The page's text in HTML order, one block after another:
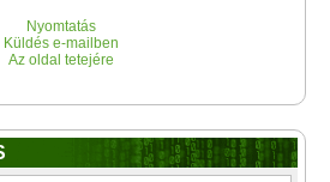
Nyomtatás
Küldés e-mailben
Az oldal tetejére